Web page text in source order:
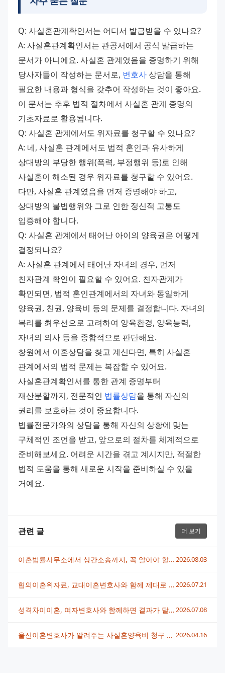
Q: 사실혼관계확인서는 어디서 발급받을 수 있나요?
A: 사실혼관계확인서는 관공서에서 공식 발급하는
문서가 아니에요. 사실혼 관계였음을 증명하기 위해
당사자들이 작성하는 문서로, 변호사 상담을 통해
필요한 내용과 형식을 갖추어 작성하는 것이 좋아요.
이 문서는 추후 법적 절차에서 사실혼 관계 증명의
기초자료로 활용됩니다.
Q: 사실혼 관계에서도 위자료를 청구할 수 있나요?
A: 네, 사실혼 관계에서도 법적 혼인과 유사하게
상대방의 부당한 행위(폭력, 부정행위 등)로 인해
사실혼이 해소된 경우 위자료를 청구할 수 있어요.
다만, 사실혼 관계였음을 먼저 증명해야 하고,
상대방의 불법행위와 그로 인한 정신적 고통도
입증해야 합니다.
Q: 사실혼 관계에서 태어난 아이의 양육권은 어떻게
결정되나요?
A: 사실혼 관계에서 태어난 자녀의 경우, 먼저
친자관계 확인이 필요할 수 있어요. 친자관계가
확인되면, 법적 혼인관계에서의 자녀와 동일하게
양육권, 친권, 양육비 등의 문제를 결정합니다. 자녀의
복리를 최우선으로 고려하여 양육환경, 양육능력,
자녀의 의사 등을 종합적으로 판단해요.
창원에서 이혼상담을 찾고 계신다면, 특히 사실혼
관계에서의 법적 문제는 복잡할 수 있어요.
사실혼관계확인서를 통한 관계 증명부터
재산분할까지, 전문적인 법률상담을 통해 자신의
권리를 보호하는 것이 중요합니다.
법률전문가와의 상담을 통해 자신의 상황에 맞는
구체적인 조언을 받고, 앞으로의 절차를 체계적으로
준비해보세요. 어려운 시간을 겪고 계시지만, 적절한
법적 도움을 통해 새로운 시작을 준비하실 수 있을
거예요.
관련 글 더 보기
이혼법률사무소에서 상간소송까지, 꼭 알아야 할 대응 전략 2026.08.03
협의이혼위자료, 교대이혼변호사와 함께 제대로 받는 방법 2026.07.21
성격차이이혼, 여자변호사와 함께하면 결과가 달라지는 이유 2026.07.08
울산이혼변호사가 알려주는 사실혼양육비 청구 완벽 가이드 2026.04.16